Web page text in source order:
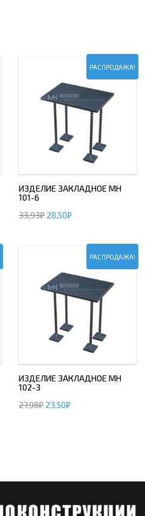
РАСПРОДАЖА!
ИЗДЕЛИЕ ЗАКЛАДНОЕ МН
101-6
33,93₽ 28,50₽
РАСПРОДАЖА!
ИЗДЕЛИЕ ЗАКЛАДНОЕ МН
102-3
27,98₽ 23,50₽